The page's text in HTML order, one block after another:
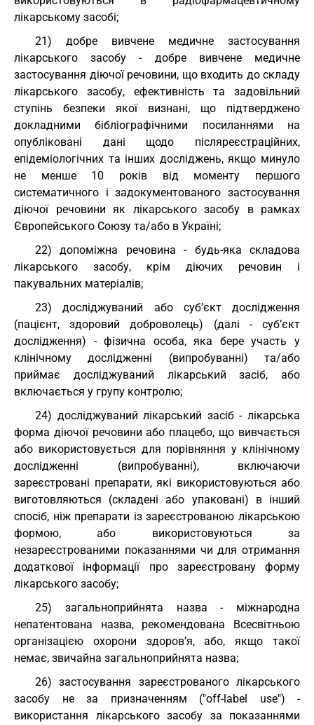
лікарському засобі;
21) добре вивчене медичне застосування
лікарського засобу - добре вивчене медичне
застосування діючої речовини, що входить до складу
лікарського засобу, ефективність та задовільний
ступінь безпеки якої визнані, що підтверджено
докладними бібліографічними посиланнями на
опубліковані дані щодо післяреєстраційних,
епідеміологічних та інших досліджень, якщо минуло
не менше 10 років від моменту першого
систематичного і задокументованого застосування
діючої речовини як лікарського засобу в рамках
Європейського Союзу та/або в Україні;
22) допоміжна речовина - будь-яка складова
лікарського засобу, крім діючих речовин і
пакувальних матеріалів;
23) досліджуваний або суб’єкт дослідження
(пацієнт, здоровий доброволець) (далі - суб’єкт
дослідження) - фізична особа, яка бере участь у
клінічному дослідженні (випробуванні) та/або
приймає досліджуваний лікарський засіб, або
включається у групу контролю;
24) досліджуваний лікарський засіб - лікарська
форма діючої речовини або плацебо, що вивчається
або використовується для порівняння у клінічному
дослідженні (випробуванні), включаючи
зареєстровані препарати, які використовуються або
виготовляються (складені або упаковані) в інший
спосіб, ніж препарати із зареєстрованою лікарською
формою, або використовуються за
незареєстрованими показаннями чи для отримання
додаткової інформації про зареєстровану форму
лікарського засобу;
25) загальноприйнята назва - міжнародна
непатентована назва, рекомендована Всесвітньою
організацією охорони здоров’я, або, якщо такої
немає, звичайна загальноприйнята назва;
26) застосування зареєстрованого лікарського
засобу не за призначенням ("off-labеl use") -
використання лікарського засобу за показаннями